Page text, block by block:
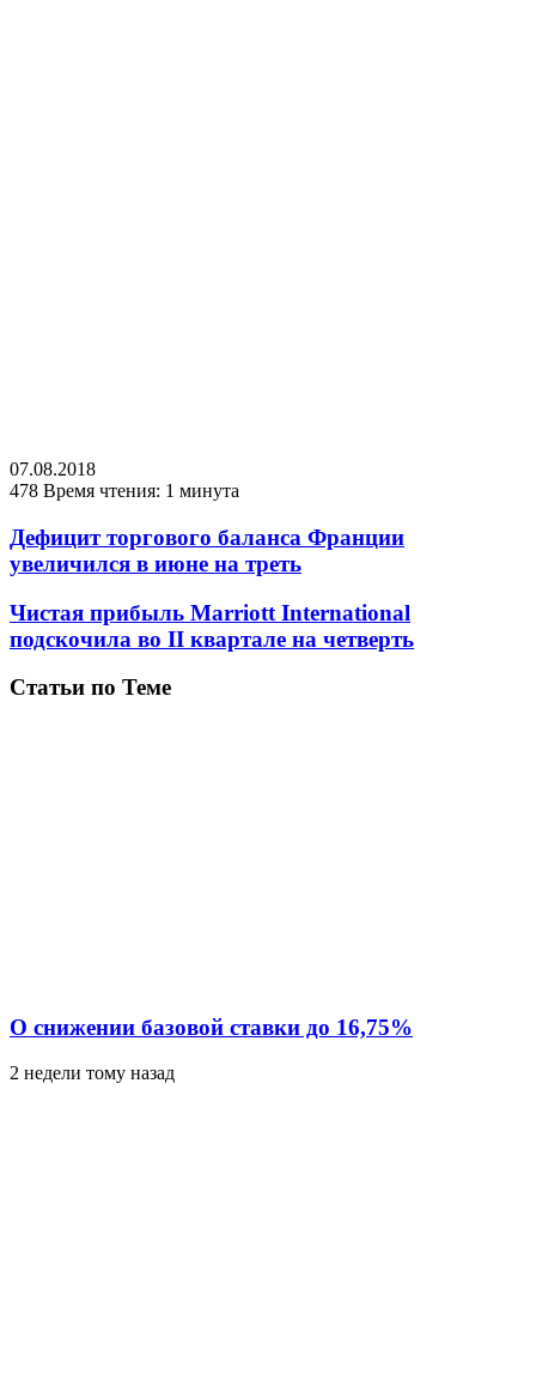
07.08.2018
478 Время чтения: 1 минута
Дефицит торгового баланса Франции
увеличился в июне на треть
Чистая прибыль Marriott International
подскочила во II квартале на четверть
Статьи по Теме
О снижении базовой ставки до 16,75%
2 недели тому назад